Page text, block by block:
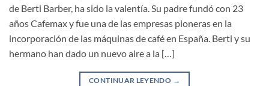
de Berti Barber, ha sido la valentía. Su padre fundó con 23
años Cafemax y fue una de las empresas pioneras en la
incorporación de las máquinas de café en España. Berti y su
hermano han dado un nuevo aire a la […]
CONTINUAR LEYENDO →